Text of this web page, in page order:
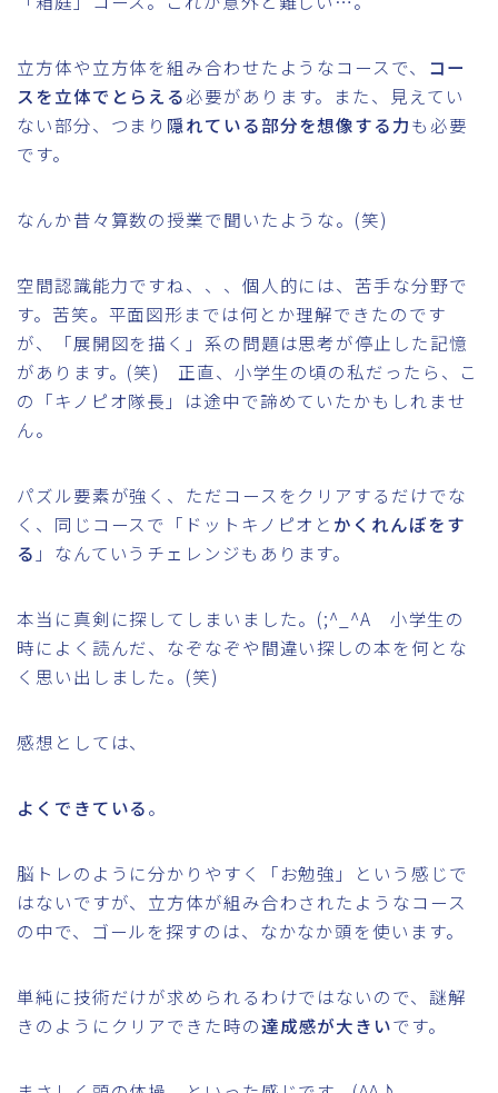
立方体や立方体を組み合わせたようなコースで、 コー
スを立体でとらえる必要があります。また、見えてい
ない部分、つまり 隠れている部分を想像する力も必要
です。
なんか昔々算数の授業で聞いたような。(笑)
空間認識能力ですね、、、個人的には、苦手な分野で
す。苦笑。平面図形までは何とか理解できたのです
が、「展開図を描く」系の問題は思考が停止した記憶
があります。(笑) 正直、小学生の頃の私だったら、こ
の「キノピオ隊長」は途中で諦めていたかもしれませ
ん。
パズル要素が強く、ただコースをクリアするだけでな
く、同じコースで「ドットキノピオと かくれんぼをす
る 」なんていうチェレンジもあります。
本当に真剣に探してしまいました。(;^_^A 小学生の
時によく読んだ、なぞなぞや間違い探しの本を何とな
く思い出しました。(笑)
感想としては、
よくできている。
脳トレのように分かりやすく「お勉強」という感じで
はないですが、立方体が組み合わされたようなコース
の中で、ゴールを探すのは、なかなか頭を使います。
単純に技術だけが求められるわけではないので、謎解
きのようにクリアできた時の達成感が大きいです。